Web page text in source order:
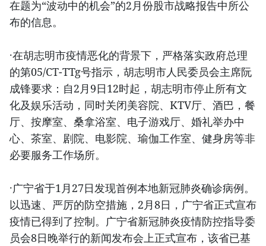
在题为“波动中的机会”的2月份股市战略报告中所公
布的信息。
·在胡志明市疫情恶化的背景下，严格落实政府总理
的第05/CT-TTg号指示，胡志明市人民委员会主席阮
成锋要求：自2月9日12时起，胡志明市停止所有文
化及娱乐活动，同时关闭美容院、KTV厅、酒巴，餐
厅、按摩室、桑拿浴室、电子游戏厅、婚礼举办中
心、茶室、剧院、电影院、瑜伽工作室、健身房等非
必要服务工作场所。
·广宁省于1月27日发现首例本地新冠肺炎确诊病例。
以迅速、严厉的防空措施，2月8日，广宁省正式宣布
疫情已得到了控制。广宁省新冠肺炎疫情防控指导委
员会8日晚举行的新闻发布会上正式宣布，该省已基